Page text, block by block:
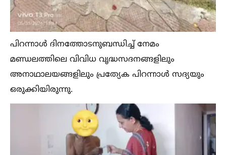
പിറന്നാള്‍ ദിനത്തോടനുബന്ധിച്ച്‌ നേമം
മണ്ഡലത്തിലെ വിവിധ വൃദ്ധസദനങ്ങളിലും
അനാഥാലയങ്ങളിലും പ്രത്യേക പിറന്നാള്‍ സദ്യയും
ഒരുക്കിയിരുന്നു.